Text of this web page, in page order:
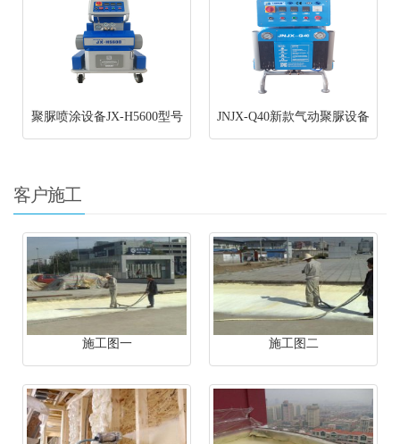
聚脲喷涂设备JX-H5600型号 JNJX-Q40新款气动聚脲设备
客户施工
施工图一 施工图二